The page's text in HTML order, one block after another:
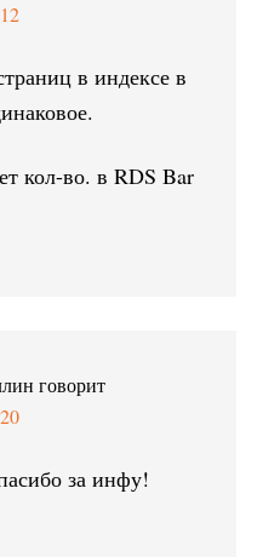
в индексе в
кол-во. в RDS Bar
говорит
за инфу!